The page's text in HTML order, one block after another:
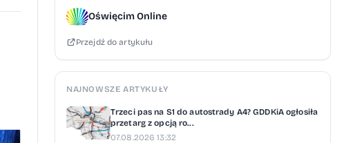
Oświęcim Online
Przejdź do artykułu
NAJNOWSZE ARTYKUŁY
Trzeci pas na S1 do autostrady A4? GDDKiA ogłosiła
przetarg z opcją ro...
07.08.2026 13:32